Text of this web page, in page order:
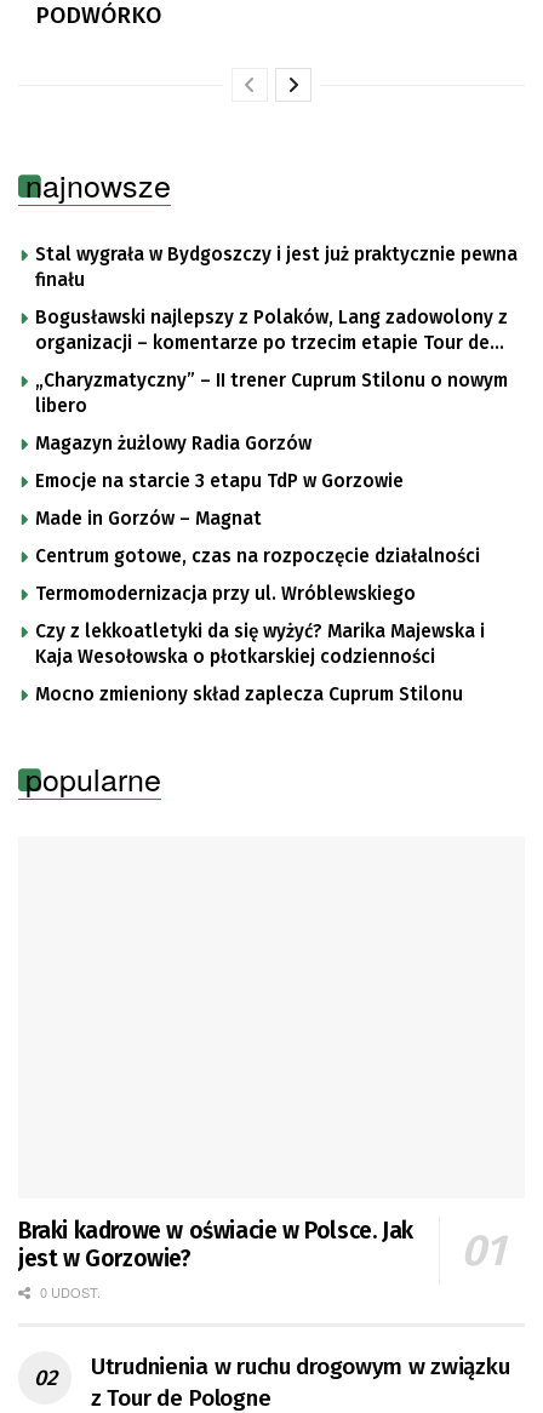
PODWÓRKO
najnowsze
Stal wygrała w Bydgoszczy i jest już praktycznie pewna
finału
Bogusławski najlepszy z Polaków, Lang zadowolony z
organizacji – komentarze po trzecim etapie Tour de
Pologne
„Charyzmatyczny” – II trener Cuprum Stilonu o nowym
libero
Magazyn żużlowy Radia Gorzów
Emocje na starcie 3 etapu TdP w Gorzowie
Made in Gorzów – Magnat
Centrum gotowe, czas na rozpoczęcie działalności
Termomodernizacja przy ul. Wróblewskiego
Czy z lekkoatletyki da się wyżyć? Marika Majewska i
Kaja Wesołowska o płotkarskiej codzienności
Mocno zmieniony skład zaplecza Cuprum Stilonu
popularne
Braki kadrowe w oświacie w Polsce. Jak
jest w Gorzowie?
0 UDOST.
Utrudnienia w ruchu drogowym w związku
z Tour de Pologne